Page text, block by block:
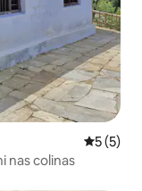
5 de
5 (5)
nas colinas